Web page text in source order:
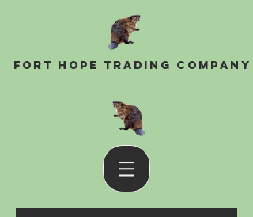
Fort Hope Trading Company